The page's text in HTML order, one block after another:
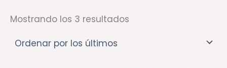
Mostrando los 3 resultados